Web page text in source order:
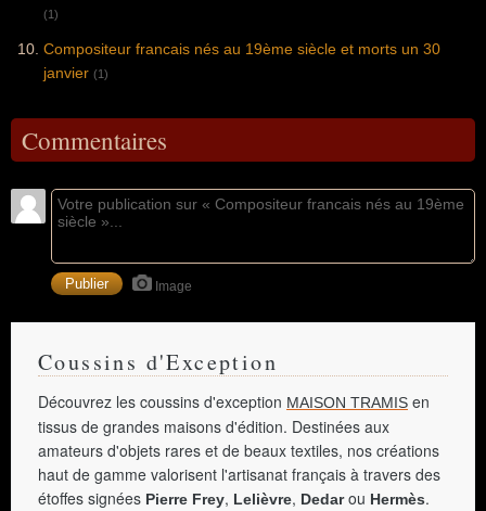
(1)
Compositeur francais nés au 19ème siècle et morts un 30
janvier (1)
Commentaires
Image
Coussins d'Exception
Découvrez les coussins d'exception MAISON TRAMIS en
tissus de grandes maisons d'édition. Destinées aux
amateurs d'objets rares et de beaux textiles, nos créations
haut de gamme valorisent l'artisanat français à travers des
étoffes signées Pierre Frey, Lelièvre, Dedarou Hermès.